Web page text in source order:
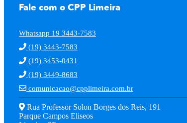
Fale com o CPP Limeira
Whatsapp 19 3443-7583
(19) 3443-7583
(19) 3453-0431
(19) 3449-8683
comunicacao@cpplimeira.com.br
Rua Professor Solon Borges dos Reis, 191
Parque Campos Eliseos